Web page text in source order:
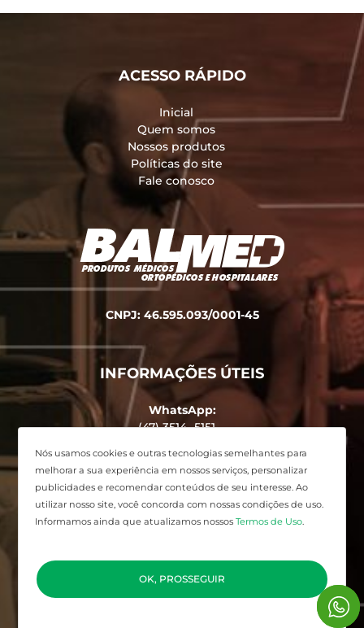
Nós usamos cookies e outras tecnologias semelhantes para
melhorar a sua experiência em nossos serviços, personalizar
publicidades e recomendar conteúdos de seu interesse. Ao
utilizar nosso site, você concorda com nossas condições de uso.
Informamos ainda que atualizamos nossosTermos de Uso.
OK, PROSSEGUIR
ACESSO RÁPIDO
Inicial
Quem somos
Nossos produtos
Políticas do site
Fale conosco
CNPJ: 46.595.093/0001-45
INFORMAÇÕES ÚTEIS
WhatsApp:
(47) 3514 -5151
Avenida Alvin Bauer, 455 - Centro,
Balneário Camboriú - SC
Desenvolvido porElo Ideias